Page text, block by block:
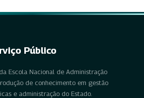
Público
Escola Nacional de Administração
de conhecimento em gestão
e administração do Estado.